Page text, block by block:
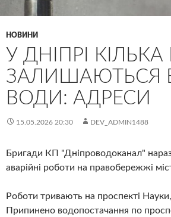
НОВИНИ
У ДНІПРІ
ЗАЛИШАЮТЬСЯ
ВОДИ: АДРЕСИ
15.05.2026 20:30 DEV_ADMIN1488
Бригади КП "Дніпроводоканал"
аварійні роботи на правобережжі
Роботи тривають на проспекті
Припинено водопостачання по